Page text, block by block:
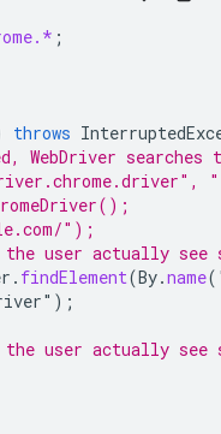
;
throws
searches
");
user actually see
. findElement(By.name(
" );
user actually see